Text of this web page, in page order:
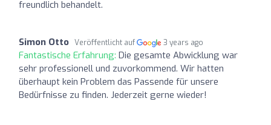
freundlich behandelt.
Simon Otto Veröffentlicht auf 3 years ago
Fantastische Erfahrung: Die gesamte Abwicklung war
sehr professionell und zuvorkommend. Wir hatten
überhaupt kein Problem das Passende für unsere
Bedürfnisse zu finden. Jederzeit gerne wieder!